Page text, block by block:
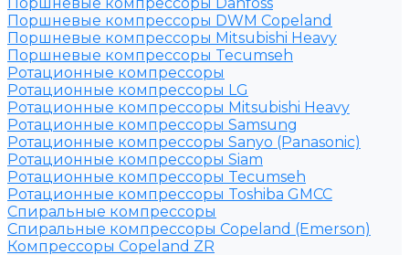
Поршневые компрессоры DWM Copeland
Поршневые компрессоры Mitsubishi Heavy
Поршневые компрессоры Tecumseh
Ротационные компрессоры
Ротационные компрессоры LG
Ротационные компрессоры Mitsubishi Heavy
Ротационные компрессоры Samsung
Ротационные компрессоры Sanyo (Panasonic)
Ротационные компрессоры Siam
Ротационные компрессоры Tecumseh
Ротационные компрессоры Toshiba GMCC
Спиральные компрессоры
Спиральные компрессоры Copeland (Emerson)
Компрессоры Copeland ZR